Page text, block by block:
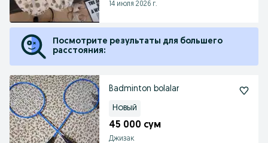
14 июля 2026 г.
Посмотрите результаты для большего
расстояния:
Badminton bolalar
Новый
45 000 сум
Джизак